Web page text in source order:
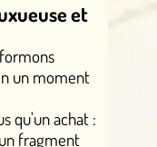
et
un moment
qu'un achat :
fragment